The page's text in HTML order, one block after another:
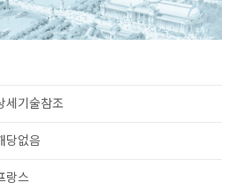
세기술참조
당없음
랑스